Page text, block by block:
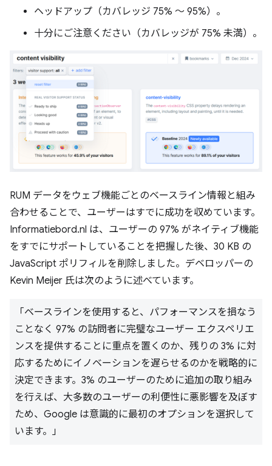
ヘッドアップ（カバレッジ 75% ～ 95%）。
十分にご注意ください（カバレッジが 75% 未満）。
RUM データをウェブ機能ごとのベースライン情報と組み
合わせることで、ユーザーはすでに成功を収めています。
Informatiebord.nl は、ユーザーの 97% がネイティブ機能
をすでにサポートしていることを把握した後、30 KB の
JavaScript ポリフィルを削除しました。デベロッパーの
Kevin Meijer 氏は次のように述べています。
「ベースラインを使用すると、パフォーマンスを損なう
ことなく 97% の訪問者に完璧なユーザー エクスペリエ
ンスを提供することに重点を置くのか、残りの 3% に対
応するためにイノベーションを遅らせるのかを戦略的に
決定できます。3% のユーザーのために追加の取り組み
を行えば、大多数のユーザーの利便性に悪影響を及ぼす
ため、Google は意識的に最初のオプションを選択して
います。」